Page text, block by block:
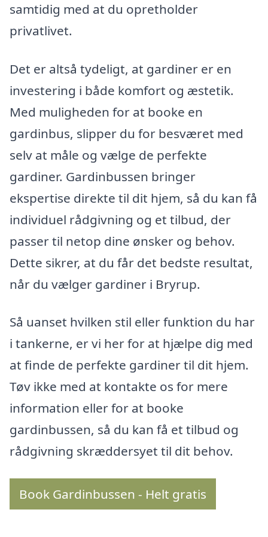
samtidig med at du opretholder
privatlivet.
Det er altså tydeligt, at gardiner er en
investering i både komfort og æstetik.
Med muligheden for at booke en
gardinbus, slipper du for besværet med
selv at måle og vælge de perfekte
gardiner. Gardinbussen bringer
ekspertise direkte til dit hjem, så du kan få
individuel rådgivning og et tilbud, der
passer til netop dine ønsker og behov.
Dette sikrer, at du får det bedste resultat,
når du vælger gardiner i Bryrup.
Så uanset hvilken stil eller funktion du har
i tankerne, er vi her for at hjælpe dig med
at finde de perfekte gardiner til dit hjem.
Tøv ikke med at kontakte os for mere
information eller for at booke
gardinbussen, så du kan få et tilbud og
rådgivning skræddersyet til dit behov.
Book Gardinbussen - Helt gratis